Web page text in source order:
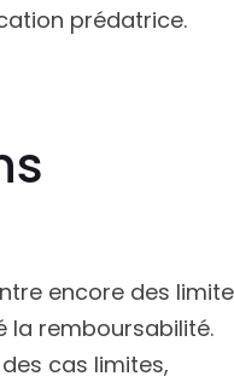
prédatrice.
encore des
la remboursabilité.
cas limites,